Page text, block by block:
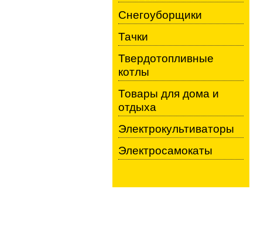
Снегоуборщики
Тачки
Твердотопливные
котлы
Товары для дома и
отдыха
Электрокультиваторы
Электросамокаты